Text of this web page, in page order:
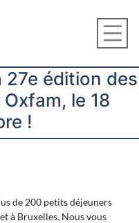
27e édition des
le 18
!
de 200 petits déjeuners
à Bruxelles. Nous vous